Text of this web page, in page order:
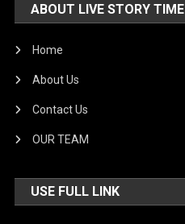
ABOUT LIVE STORY TIME
Home
About Us
Contact Us
OUR TEAM
USE FULL LINK